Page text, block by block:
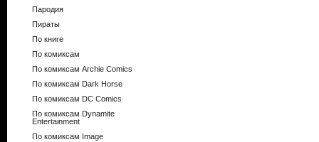
Пародия
Пираты
По книге
По комиксам
По комиксам Archie Comics
По комиксам Dark Horse
По комиксам DC Comics
По комиксам Dynamite
Entertainment
По комиксам Image